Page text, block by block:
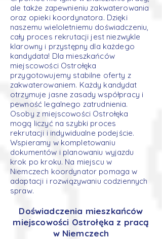
ale także zapewnieniu zakwaterowania
oraz opieki koordynatora. Dzięki
naszemu wieloletniemu doświadczeniu,
cały proces rekrutacji jest niezwykle
klarowny i przystępny dla każdego
kandydata! Dla mieszkańców
miejscowości Ostrołęka
przygotowujemy stabilne oferty z
zakwaterowaniem. Każdy kandydat
otrzymuje jasne zasady współpracy i
pewność legalnego zatrudnienia.
Osoby z miejscowości Ostrołęka
mogą liczyć na szybki proces
rekrutacji i indywidualne podejście.
Wspieramy w kompletowaniu
dokumentów i planowaniu wyjazdu
krok po kroku. Na miejscu w
Niemczech koordynator pomaga w
adaptacji i rozwiązywaniu codziennych
spraw.
Doświadczenia mieszkańców
miejscowości Ostrołęka z pracą
w Niemczech